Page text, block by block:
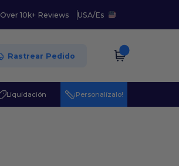
Over 10k+ Reviews USA/Es
Rastrear Pedido
Liquidación ¡Personalízalo!